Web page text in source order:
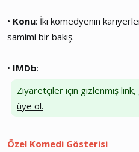
• Konu: İki komedyenin
samimi bir bakış.
• IMDb:
Ziyaretçiler için gizlenmiş
üye ol.
Özel Komedi Gösterisi